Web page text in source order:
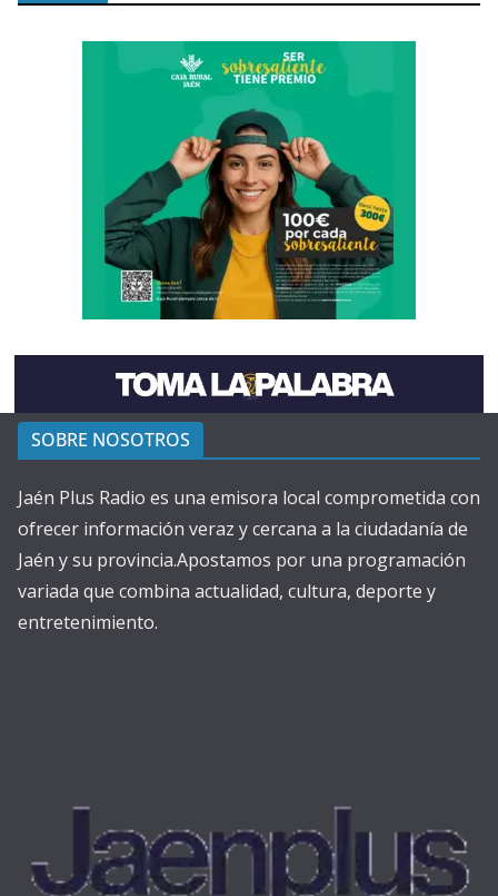
SOBRE NOSOTROS
Jaén Plus Radio es una emisora local comprometida con
ofrecer información veraz y cercana a la ciudadanía de
Jaén y su provincia.Apostamos por una programación
variada que combina actualidad, cultura, deporte y
entretenimiento.